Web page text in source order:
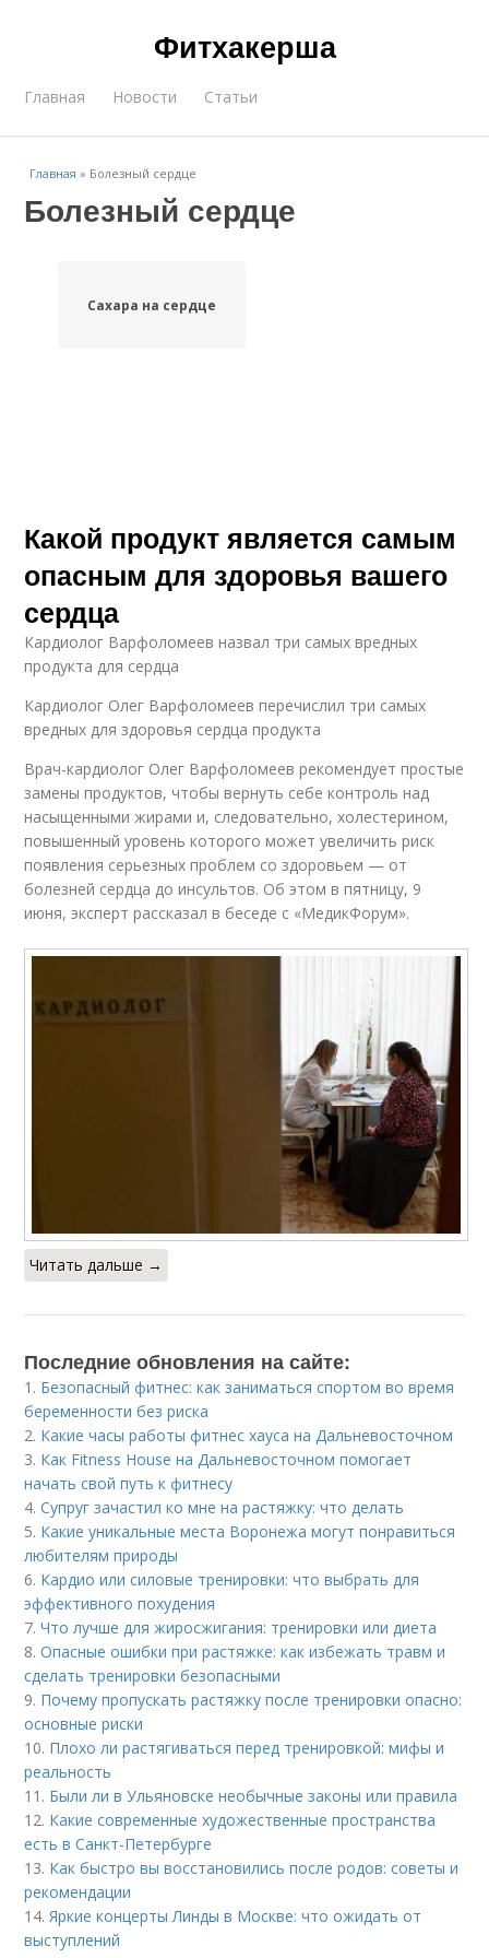
Фитхакерша
Главная Новости Статьи
Главная » Болезный сердце
Болезный сердце
Сахара на сердце
Какой продукт является самым
опасным для здоровья вашего
сердца
Кардиолог Варфоломеев назвал три самых вредных
продукта для сердца
Кардиолог Олег Варфоломеев перечислил три самых
вредных для здоровья сердца продукта
Врач-кардиолог Олег Варфоломеев рекомендует простые
замены продуктов, чтобы вернуть себе контроль над
насыщенными жирами и, следовательно, холестерином,
повышенный уровень которого может увеличить риск
появления серьезных проблем со здоровьем — от
болезней сердца до инсультов. Об этом в пятницу, 9
июня, эксперт рассказал в беседе с «МедикФорум».
Читать дальше →
Последние обновления на сайте:
1. Безопасный фитнес: как заниматься спортом во время
беременности без риска
2. Какие часы работы фитнес хауса на Дальневосточном
3. Как Fitness House на Дальневосточном помогает
начать свой путь к фитнесу
4.Супруг зачастил ко мне на растяжку: что делать
5. Какие уникальные места Воронежа могут понравиться
любителям природы
6. Кардио или силовые тренировки: что выбрать для
эффективного похудения
7.Что лучше для жиросжигания: тренировки или диета
8.Опасные ошибки при растяжке: как избежать травм и
сделать тренировки безопасными
9. Почему пропускать растяжку после тренировки опасно:
основные риски
10. Плохо ли растягиваться перед тренировкой: мифы и
реальность
11. Были ли в Ульяновске необычные законы или правила
12. Какие современные художественные пространства
есть в Санкт-Петербурге
13. Как быстро вы восстановились после родов: советы и
рекомендации
14. Яркие концерты Линды в Москве: что ожидать от
выступлений